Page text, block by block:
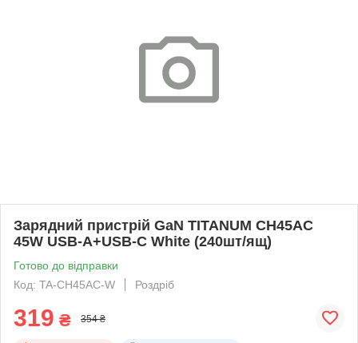
Зарядний пристрій GaN TITANUM CH45AC
45W USB-A+USB-C White (240шт/ящ)
Готово до відправки
Код: TA-CH45AC-W
Роздріб
319 ₴ 354 ₴